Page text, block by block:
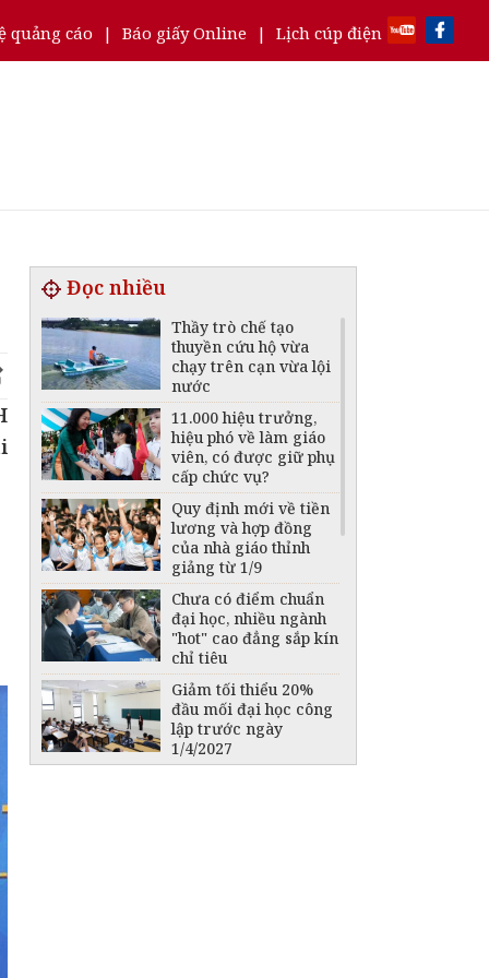
quảng cáo | Báo giấy Online | Lịch cúp điện
Đọc nhiều
Thầy trò chế tạo
thuyền cứu hộ vừa
chạy trên cạn vừa lội
nước
11.000 hiệu trưởng,
hiệu phó về làm giáo
viên, có được giữ phụ
cấp chức vụ?
Quy định mới về tiền
lương và hợp đồng
của nhà giáo thỉnh
giảng từ 1/9
Chưa có điểm chuẩn
đại học, nhiều ngành
"hot" cao đẳng sắp kín
chỉ tiêu
Giảm tối thiểu 20%
đầu mối đại học công
lập trước ngày
1/4/2027